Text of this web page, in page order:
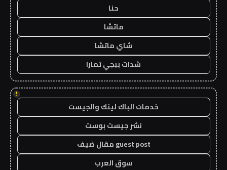
حنا
ماتشا
شاي ماتشا
شدات ببجي تمارا
!
خدمات الباك لينك والجيست
نشر جيست بوست
guest post مقال ضيف
سوق العرب